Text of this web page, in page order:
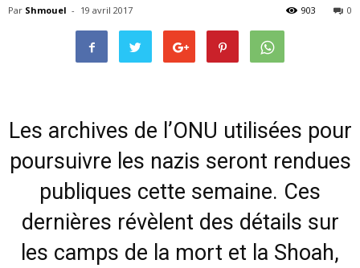
Par Shmouel - 19 avril 2017 0
903
Les archives de l’ONU utilisées pour
poursuivre les nazis seront rendues
publiques cette semaine. Ces
dernières révèlent des détails sur
les camps de la mort et la Shoah,